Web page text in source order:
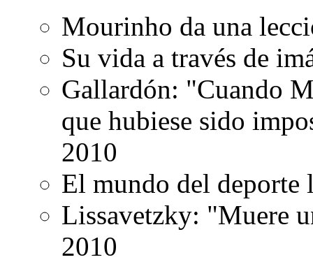
Mourinho da una
Su vida a través de
Gallardón: "Cuando
que hubiese sido
2010
El mundo del deporte
Lissavetzky: "Muere
2010